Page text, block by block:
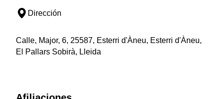
Dirección
Calle, Major, 6, 25587, Esterri d'Àneu, Esterri d'Àneu,
El Pallars Sobirà, Lleida